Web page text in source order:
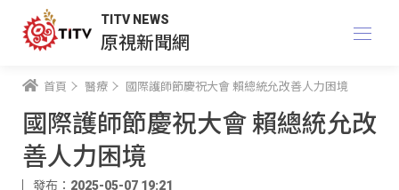
TITV NEWS
原視新聞網
首頁 醫療 國際護師節慶祝大會 賴總統允改善人力困境
國際護師節慶祝大會 賴總統允改
善人力困境
發布：2025-05-07 19:21